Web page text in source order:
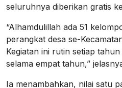
seluruhnya diberikan gratis
“Alhamdulillah ada 51
perangkat desa se-
Kegiatan ini rutin setiap
selama empat tahun,”
Ia menambahkan, nilai satu